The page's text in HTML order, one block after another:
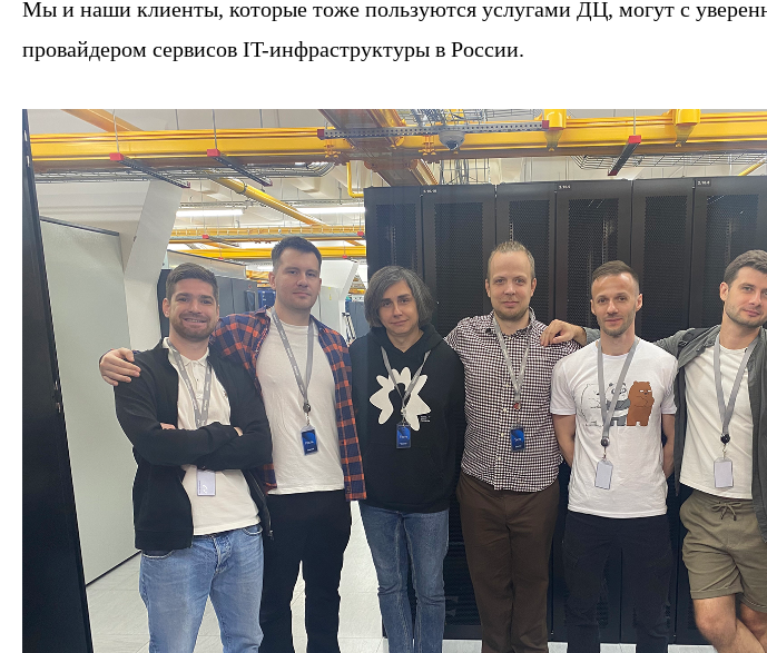
Мы и наши клиенты, которые тоже пользуются услугами ДЦ, могут с
провайдером сервисов IT-инфраструктуры в России.